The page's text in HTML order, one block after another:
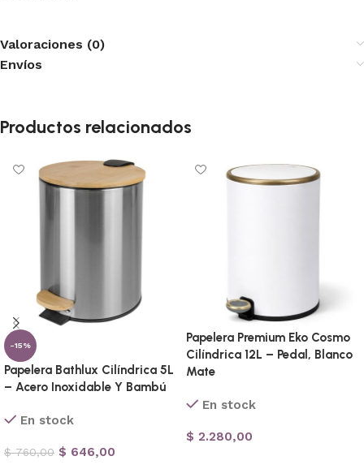
Valoraciones (0)
Envíos
Productos relacionados
-15%
Papelera Bathlux Cilíndrica 5L
– Acero Inoxidable Y Bambú
En stock
$760,00 $ 646,00
Papelera Premium Eko Cosmo
Cilíndrica 12L – Pedal, Blanco
Mate
En stock
$ 2.280,00